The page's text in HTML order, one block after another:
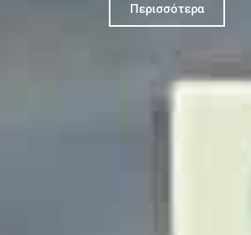
Περισσότερα